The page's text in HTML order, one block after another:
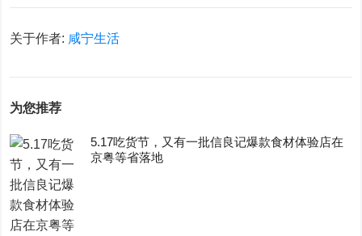
关于作者: 咸宁生活
为您推荐
5.17吃货节，又有一批信良记爆款食材体验店在
京粤等省落地